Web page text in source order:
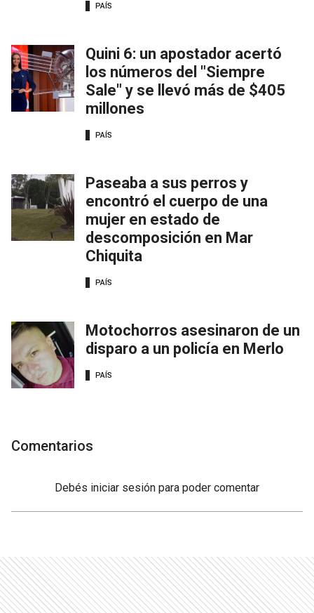
PAÍS
Quini 6: un apostador acertó
los números del "Siempre
Sale" y se llevó más de $405
millones
PAÍS
Paseaba a sus perros y
encontró el cuerpo de una
mujer en estado de
descomposición en Mar
Chiquita
PAÍS
Motochorros asesinaron de un
disparo a un policía en Merlo
PAÍS
Comentarios
Debés iniciar sesión para poder comentar